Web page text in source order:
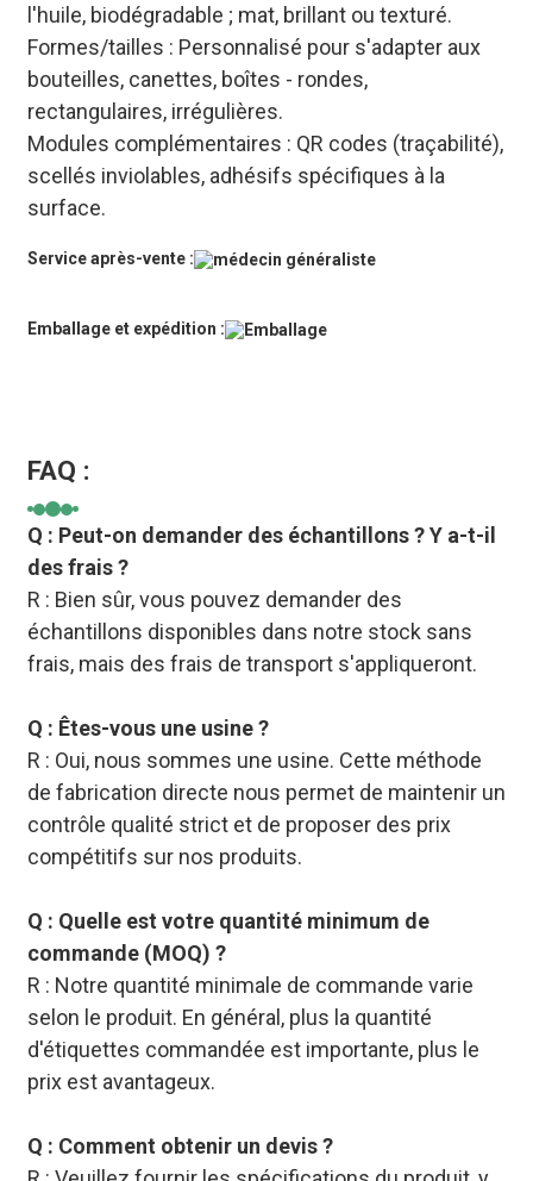
l'huile, biodégradable ; mat, brillant ou texturé.
Formes/tailles : Personnalisé pour s'adapter aux
bouteilles, canettes, boîtes - rondes,
rectangulaires, irrégulières.
Modules complémentaires : QR codes (traçabilité),
scellés inviolables, adhésifs spécifiques à la
surface.
Service après-vente :
Emballage et expédition :
FAQ :
Q : Peut-on demander des échantillons ? Y a-t-il
des frais ?
R : Bien sûr, vous pouvez demander des
échantillons disponibles dans notre stock sans
frais, mais des frais de transport s'appliqueront.
Q : Êtes-vous une usine ?
R : Oui, nous sommes une usine. Cette méthode
de fabrication directe nous permet de maintenir un
contrôle qualité strict et de proposer des prix
compétitifs sur nos produits.
Q : Quelle est votre quantité minimum de
commande (MOQ) ?
R : Notre quantité minimale de commande varie
selon le produit. En général, plus la quantité
d'étiquettes commandée est importante, plus le
prix est avantageux.
Q : Comment obtenir un devis ?